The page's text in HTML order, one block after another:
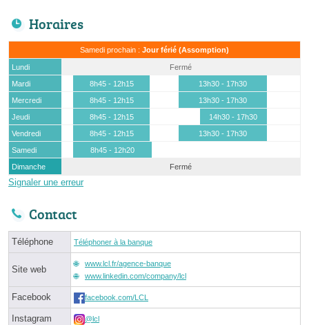
Horaires
Samedi prochain : Jour férié (Assomption)
Lundi
Fermé
Mardi
8h45 - 12h15
13h30 - 17h30
Mercredi
8h45 - 12h15
13h30 - 17h30
Jeudi
8h45 - 12h15
14h30 - 17h30
Vendredi
8h45 - 12h15
13h30 - 17h30
Samedi
8h45 - 12h20
Dimanche
Fermé
Signaler une erreur
Contact
Téléphone Téléphoner à la banque
Site web
www.lcl.fr/agence-banque
www.linkedin.com/company/lcl
Facebook facebook.com/LCL
Instagram @lcl